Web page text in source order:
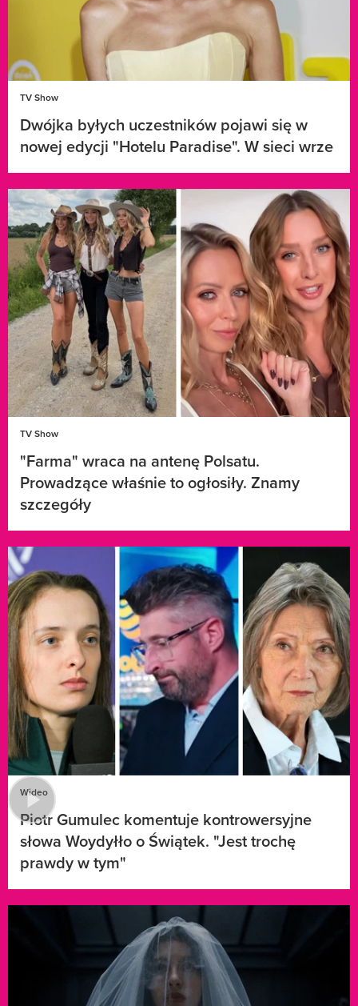
TV Show
Dwójka byłych uczestników pojawi się w
nowej edycji "Hotelu Paradise". W sieci wrze
TV Show
"Farma" wraca na antenę Polsatu.
Prowadzące właśnie to ogłosiły. Znamy
szczegóły
Wideo
Piotr Gumulec komentuje kontrowersyjne
słowa Woydyłło o Świątek. "Jest trochę
prawdy w tym"